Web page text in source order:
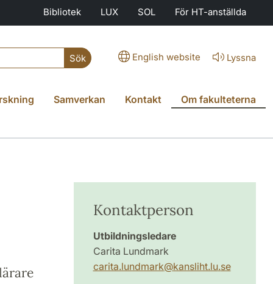
Bibliotek LUX SOL För HT-anställda
Sök English website Lyssna
Samverkan Kontakt Om fakulteterna
Kontaktperson
Utbildningsledare
Carita Lundmark
carita.lundmark@­kansliht.lu.se